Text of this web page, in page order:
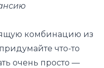
комбинацию из
что-то
очень просто —